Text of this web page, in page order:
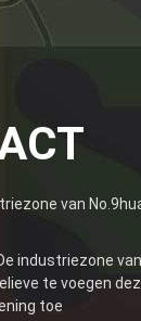
van
industriezone
te voegen
toe